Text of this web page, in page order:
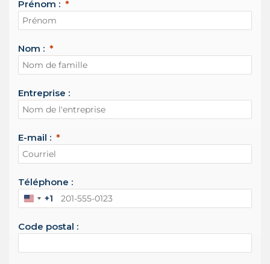
Prénom :
Nom :
Entreprise :
E-mail :
Téléphone :
É
a
s
+1
Code postal :